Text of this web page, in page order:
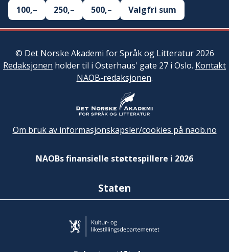
100,–
250,– 500,– Valgfri sum
© Det Norske Akademi for Språk og Litteratur2026
Redaksjonen holder til i Osterhaus' gate 27 i Oslo. Kontakt
NAOB-redaksjonen.
Om bruk av informasjonskapsler/cookies på naob.no
NAOBs finansielle støttespillere i 2026
Staten